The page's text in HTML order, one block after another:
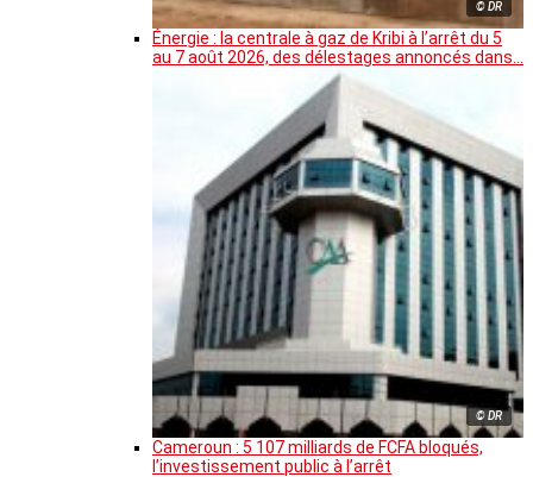
© DR
Énergie : la centrale à gaz de Kribi à l’arrêt du 5
au 7 août 2026, des délestages annoncés dans…
© DR
Cameroun : 5 107 milliards de FCFA bloqués,
l’investissement public à l’arrêt